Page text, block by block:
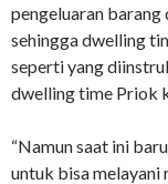
pengeluaran
sehingga dwelling
seperti yang
dwelling time Priok
“Namun saat ini
untuk bisa